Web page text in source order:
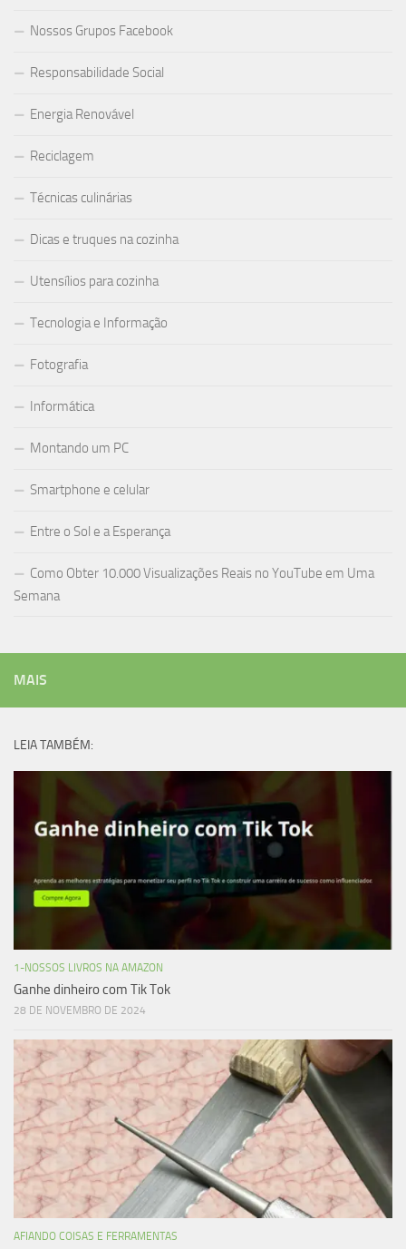
Nossos Grupos Facebook
Responsabilidade Social
Energia Renovável
Reciclagem
Técnicas culinárias
Dicas e truques na cozinha
Utensílios para cozinha
Tecnologia e Informação
Fotografia
Informática
Montando um PC
Smartphone e celular
Entre o Sol e a Esperança
Como Obter 10.000 Visualizações Reais no YouTube em Uma
Semana
MAIS
LEIA TAMBÉM:
1-NOSSOS LIVROS NA AMAZON
Ganhe dinheiro com Tik Tok
28 DE NOVEMBRO DE 2024
AFIANDO COISAS E FERRAMENTAS